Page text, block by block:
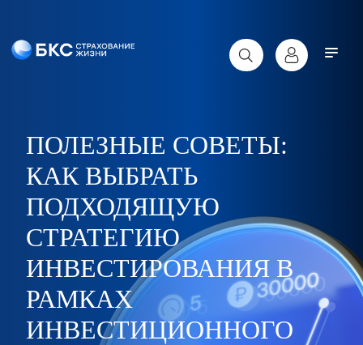
ПОЛЕЗНЫЕ СОВЕТЫ:
КАК ВЫБРАТЬ
ПОДХОДЯЩУЮ
СТРАТЕГИЮ
ИНВЕСТИРОВАНИЯ В
РАМКАХ
ИНВЕСТИЦИОННОГО